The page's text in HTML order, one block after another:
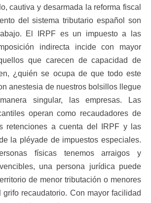
cautiva y desarmada la reforma fiscal
del sistema tributario español son
El IRPF es un impuesto a las
indirecta incide con mayor
que carecen de capacidad de
¿quién se ocupa de que todo este
anestesia de nuestros bolsillos llegue
singular, las empresas. Las
operan como recaudadores de
retenciones a cuenta del IRPF y las
la pléyade de impuestos especiales.
físicas tenemos arraigos y
una persona jurídica puede
de menor tributación o menores
grifo recaudatorio. Con mayor facilidad